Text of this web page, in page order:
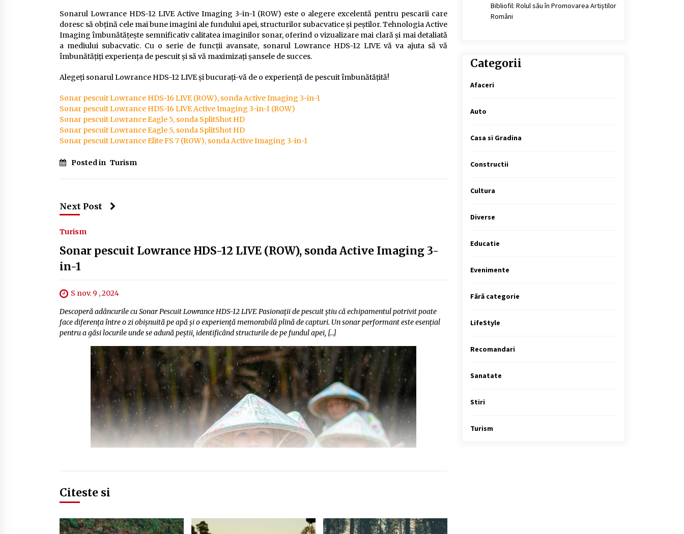
Sonarul Lowrance HDS-12 LIVE Active Imaging 3-in-1 (ROW) este o alegere excelentă pentru pescarii care
doresc să obțină cele mai bune imagini ale fundului apei, structurilor subacvatice și peștilor. Tehnologia Active
Imaging îmbunătățește semnificativ calitatea imaginilor sonar, oferind o vizualizare mai clară și mai detaliată
a mediului subacvatic. Cu o serie de funcții avansate, sonarul Lowrance HDS-12 LIVE vă va ajuta să vă
îmbunătățiți experiența de pescuit și să vă maximizați șansele de succes.
Alegeți sonarul Lowrance HDS-12 LIVE și bucurați-vă de o experiență de pescuit îmbunătățită!
Sonar pescuit Lowrance HDS-16 LIVE (ROW), sonda Active Imaging 3-in-1
Sonar pescuit Lowrance HDS-16 LIVE Active Imaging 3-in-1 (ROW)
Sonar pescuit Lowrance Eagle 5, sonda SplitShot HD
Sonar pescuit Lowrance Eagle 5, sonda SplitShot HD
Sonar pescuit Lowrance Elite FS 7 (ROW), sonda Active Imaging 3-in-1
Posted in Turism
Next Post
Turism
Sonar pescuit Lowrance HDS-12 LIVE (ROW), sonda Active Imaging 3-
in-1
S nov. 9 , 2024
Descoperă adâncurile cu Sonar Pescuit Lowrance HDS-12 LIVE Pasionații de pescuit știu că echipamentul potrivit poate
face diferența între o zi obișnuită pe apă și o experiență memorabilă plină de capturi. Un sonar performant este esențial
pentru a găsi locurile unde se adună peștii, identificând structurile de pe fundul apei, […]
Citeste si
Bibliofil: Rolul său în Promovarea Artiștilor
Români
Categorii
Afaceri
Auto
Casa si Gradina
Constructii
Cultura
Diverse
Educatie
Evenimente
Fără categorie
LifeStyle
Recomandari
Sanatate
Stiri
Turism